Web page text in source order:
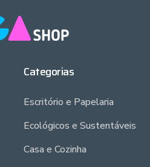
Categorias
Escritório e Papelaria
Ecológicos e Sustentáveis
Casa e Cozinha